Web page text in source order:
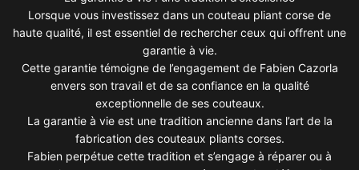
Lorsque vous investissez dans un couteau pliant corse de
haute qualité, il est essentiel de rechercher ceux qui offrent une
garantie à vie.
Cette garantie témoigne de l’engagement de Fabien Cazorla
envers son travail et de sa confiance en la qualité
exceptionnelle de ses couteaux.
La garantie à vie est une tradition ancienne dans l’art de la
fabrication des couteaux pliants corses.
Fabien perpétue cette tradition et s’engage à réparer ou à